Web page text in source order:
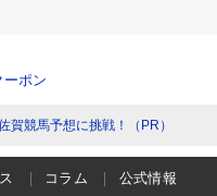
ーポン
賀競馬予想に挑戦！（PR）
コラム 公式情報